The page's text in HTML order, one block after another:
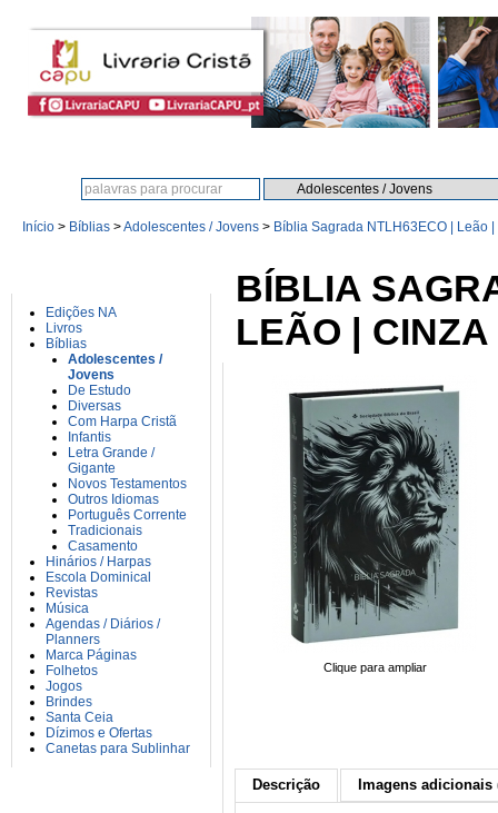
Início > Bíblias >Adolescentes / Jovens > Bíblia Sagrada NTLH63ECO | Leão
Edições NA
Livros
Bíblias
Adolescentes /
Jovens
De Estudo
Diversas
Com Harpa Cristã
Infantis
Letra Grande /
Gigante
Novos Testamentos
Outros Idiomas
Português Corrente
Tradicionais
Casamento
Hinários / Harpas
Escola Dominical
Revistas
Música
Agendas / Diários /
Planners
Marca Páginas
Folhetos
Jogos
Brindes
Santa Ceia
Dízimos e Ofertas
Canetas para Sublinhar
BÍBLIA
LEÃO |
Clique para ampliar
Descrição Imagens adicionais